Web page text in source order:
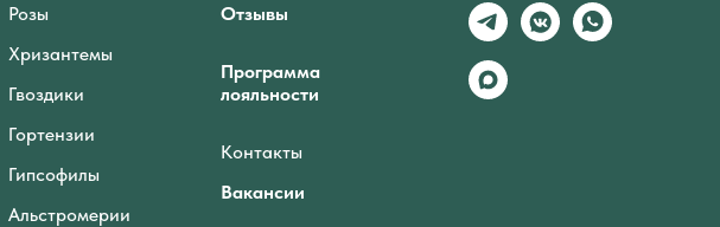
Розы
Хризантемы
Гвоздики
Гортензии
Гипсофилы
Альстромерии
Отзывы
Программа
лояльности
Контакты
Вакансии